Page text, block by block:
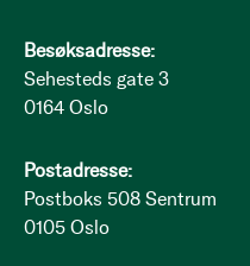
Besøksadresse:
Sehesteds gate 3
0164 Oslo
Postadresse:
Postboks 508 Sentrum
0105 Oslo